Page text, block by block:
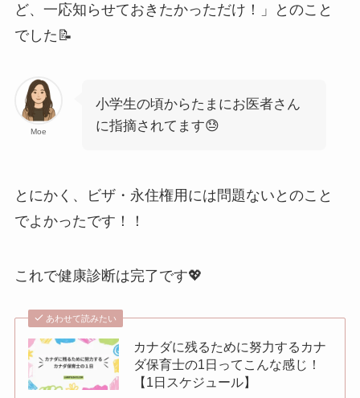
ど、一応知らせておきたかっただけ！」とのこと
でした📝
Moe
小学生の頃からたまにお医者さん
に指摘されてます😓
とにかく、ビザ・永住権用には問題ないとのこと
でよかったです！！
これで健康診断は完了です💖
あわせて読みたい
カナダに残るために努力するカナ
ダ保育士の1日ってこんな感じ！
【1日スケジュール】